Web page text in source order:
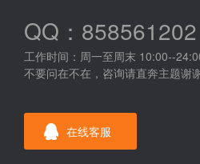
QQ：858561202
工作时间：周一至周末 10:00--
不要问在不在，咨询请直奔主题谢
在线客服